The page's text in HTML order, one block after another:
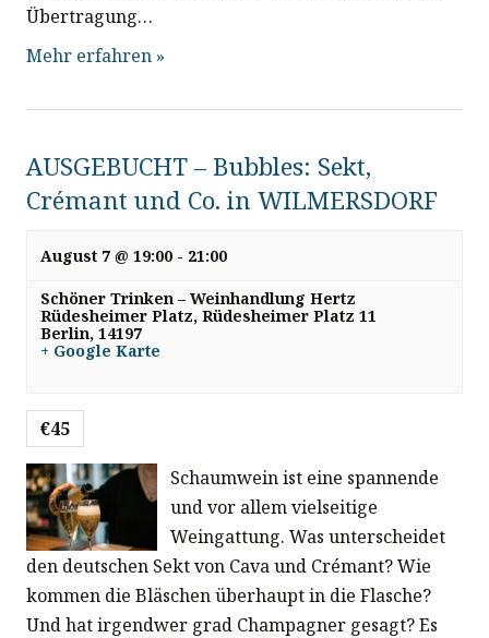
Übertragung…
Mehr erfahren »
AUSGEBUCHT – Bubbles: Sekt,
Crémant und Co. in WILMERSDORF
August 7 @ 19:00 - 21:00
Schöner Trinken – Weinhandlung Hertz
Rüdesheimer Platz,Rüdesheimer Platz 11
Berlin, 14197
+ Google Karte
€45
Schaumwein ist eine spannende
und vor allem vielseitige
Weingattung. Was unterscheidet
den deutschen Sekt von Cava und Crémant? Wie
kommen die Bläschen überhaupt in die Flasche?
Und hat irgendwer grad Champagner gesagt? Es